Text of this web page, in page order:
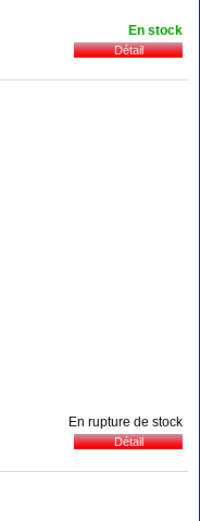
En stock
En rupture de stock